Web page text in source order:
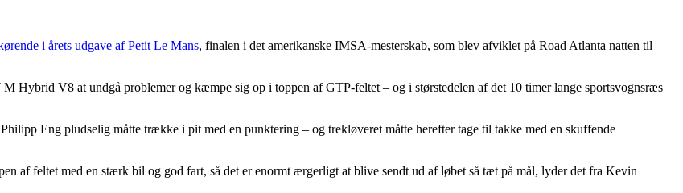
i årets udgave af Petit Le Mans, finalen i det amerikanske IMSA-mesterskab, som blev afviklet på Road Atlanta natten til
Hybrid V8 at undgå problemer og kæmpe sig op i toppen af GTP-feltet – og i størstedelen af det 10 timer lange sportsvognsræs
Eng pludselig måtte trække i pit med en punktering – og trekløveret måtte herefter tage til takke med en skuffende
af feltet med en stærk bil og god fart, så det er enormt ærgerligt at blive sendt ud af løbet så tæt på mål, lyder det fra Kevin